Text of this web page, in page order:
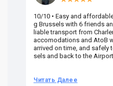
10/10 • Easy and
g Brussels with 6 friends
liable transport from
accomodations and AtoB
arrived on time, and safely
sels and back to the
Читать Далее